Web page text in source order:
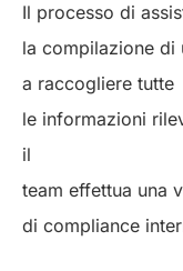
Il processo di
la compilazione di
a raccogliere tutte
le informazioni
il
team effettua una
di compliance